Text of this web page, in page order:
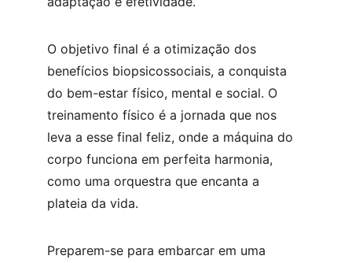
O objetivo final é a otimização dos
benefícios biopsicossociais, a conquista
do bem-estar físico, mental e social. O
treinamento físico é a jornada que nos
leva a esse final feliz, onde a máquina do
corpo funciona em perfeita harmonia,
como uma orquestra que encanta a
plateia da vida.
Preparem-se para embarcar em uma